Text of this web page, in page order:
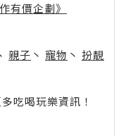
有價企劃》
親子 丶 寵物 丶 扮靚
吃喝玩樂資訊！